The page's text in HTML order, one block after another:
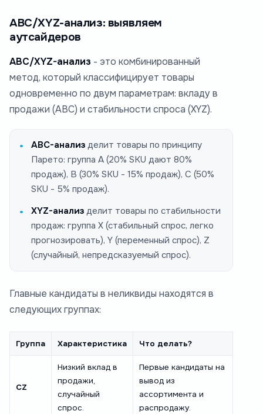
ABC/XYZ-анализ: выявляем
аутсайдеров
ABC/XYZ-анализ - это комбинированный
метод, который классифицирует товары
одновременно по двум параметрам: вкладу в
продажи (ABC) и стабильности спроса (XYZ).
ABC-анализ делит товары по принципу
Парето: группа A (20% SKU дают 80%
продаж), B (30% SKU - 15% продаж), C (50%
SKU - 5% продаж).
XYZ-анализ делит товары по стабильности
продаж: группа X (стабильный спрос, легко
прогнозировать), Y (переменный спрос), Z
(случайный, непредсказуемый спрос).
Главные кандидаты в неликвиды находятся в
следующих группах:
Группа Характеристика Что делать?
CZ
Низкий вклад в
продажи,
случайный
спрос.
Первые кандидаты на
вывод из
ассортимента и
распродажу.